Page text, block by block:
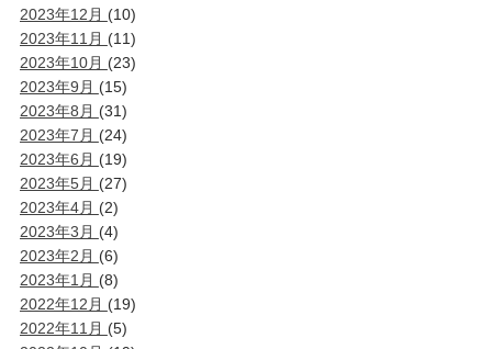
2023年12月 (10)
2023年11月 (11)
2023年10月 (23)
2023年9月 (15)
2023年8月 (31)
2023年7月 (24)
2023年6月 (19)
2023年5月 (27)
2023年4月 (2)
2023年3月 (4)
2023年2月 (6)
2023年1月 (8)
2022年12月 (19)
2022年11月 (5)